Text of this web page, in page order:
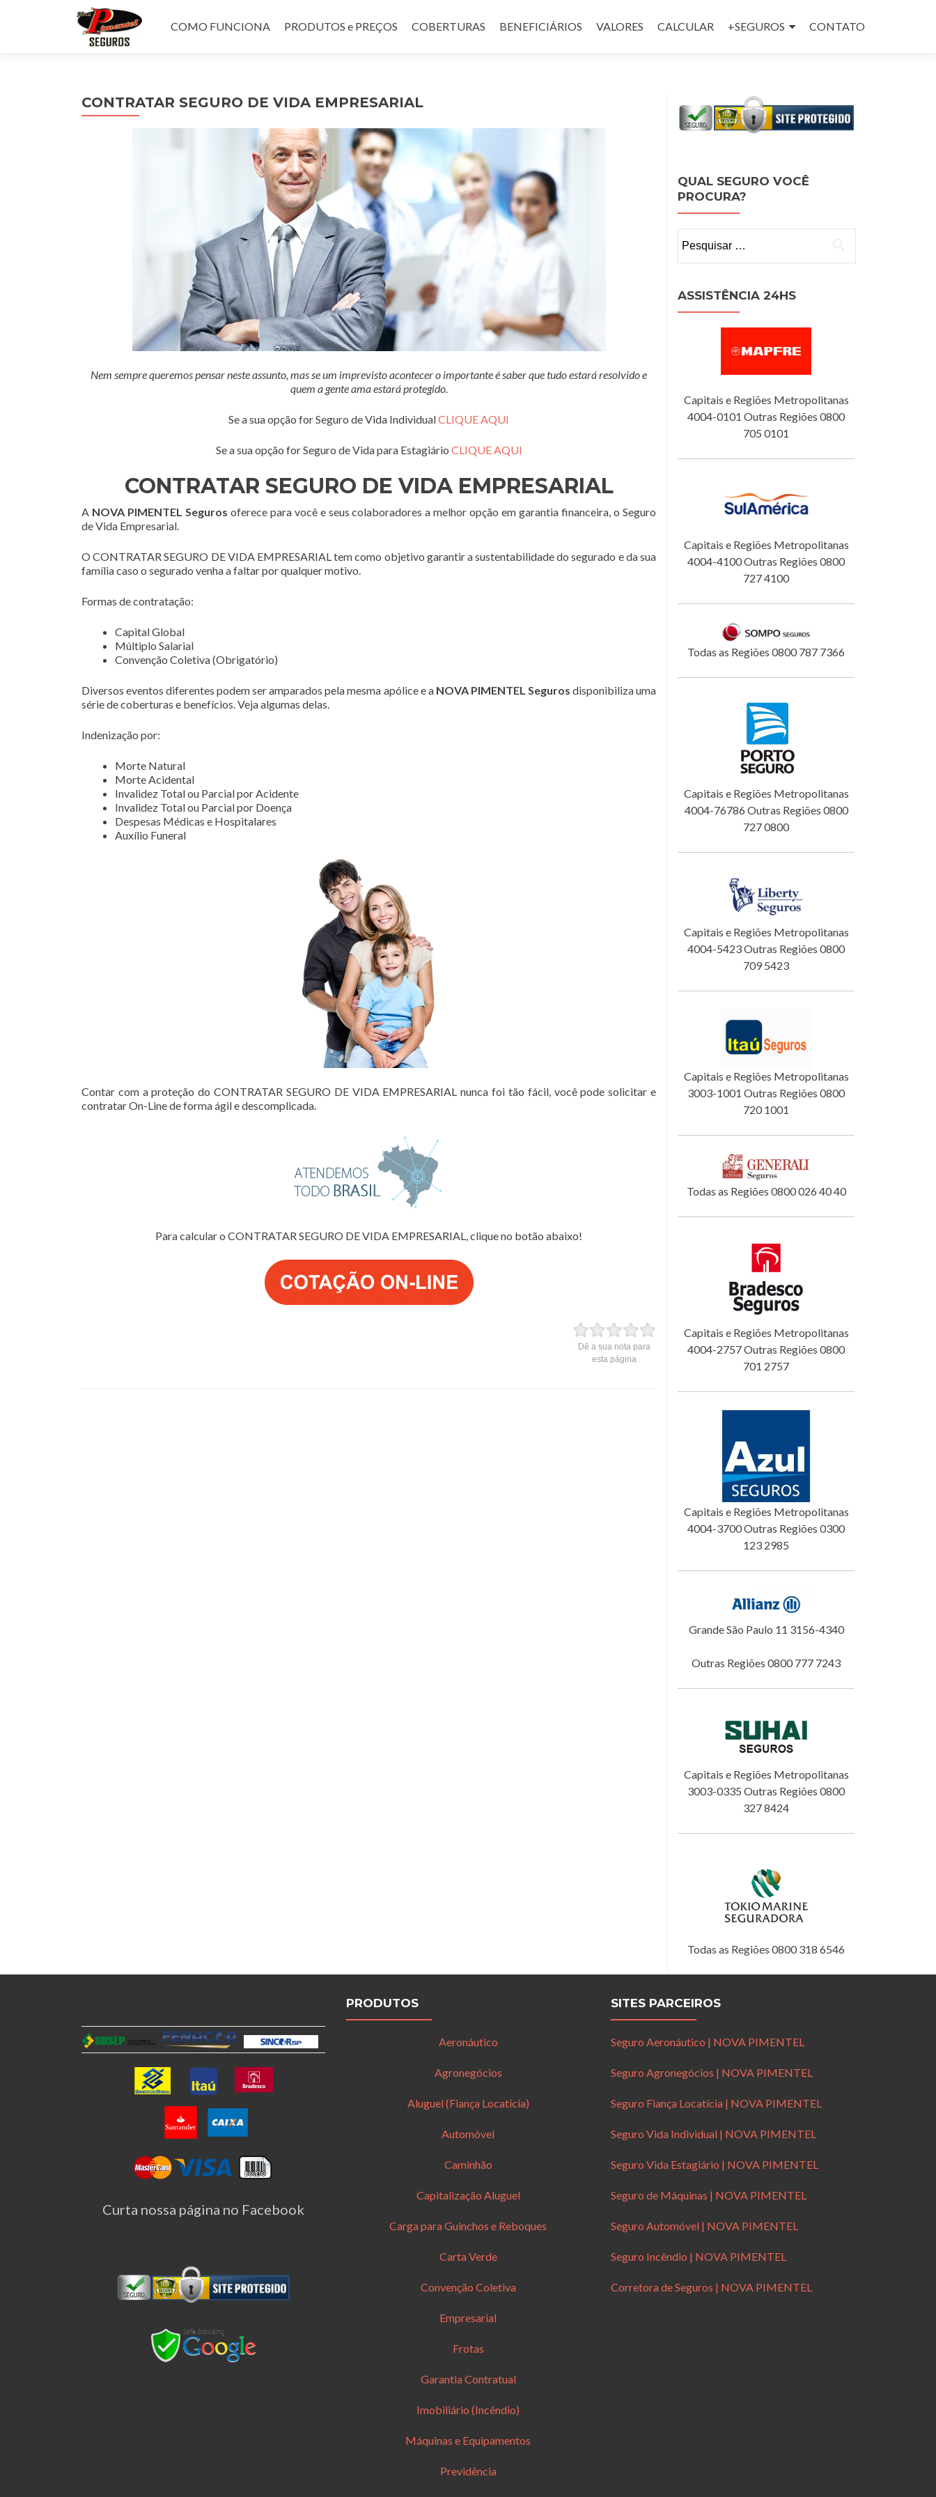
para
COMO FUNCIONA PRODUTOS e PREÇOS COBERTURAS BENEFICIÁRIOS VALORES CALCULAR +SEGUROS CONTATO
CONTRATAR SEGURO DE VIDA EMPRESARIAL
Nem sempre queremos pensar neste assunto, mas se um imprevisto acontecer o importante é saber que tudo estará resolvido e
quem a gente ama estará protegido.
Se a sua opção for Seguro de Vida IndividualCLIQUE AQUI
Se a sua opção for Seguro de Vida para Estagiário CLIQUE AQUI
CONTRATAR SEGURO DE VIDA EMPRESARIAL
A NOVA PIMENTEL Seguros oferece para você e seus colaboradores a melhor opção em garantia financeira, o Seguro
de Vida Empresarial.
O CONTRATAR SEGURO DE VIDA EMPRESARIAL tem como objetivo garantir a sustentabilidade do segurado e da sua
família caso o segurado venha a faltar por qualquer motivo.
Formas de contratação:
Capital Global
Múltiplo Salarial
Convenção Coletiva (Obrigatório)
Diversos eventos diferentes podem ser amparados pela mesma apólice e a NOVA PIMENTEL Seguros disponibiliza uma
série de coberturas e benefícios. Veja algumas delas.
Indenização por:
Morte Natural
Morte Acidental
Invalidez Total ou Parcial por Acidente
Invalidez Total ou Parcial por Doença
Despesas Médicas e Hospitalares
Auxílio Funeral
Contar com a proteção do CONTRATAR SEGURO DE VIDA EMPRESARIAL nunca foi tão fácil, você pode solicitar e
contratar On-Line de forma ágil e descomplicada.
Para calcular o CONTRATAR SEGURO DE VIDA EMPRESARIAL, clique no botão abaixo!
Dê a sua nota para
esta página
QUAL SEGURO VOCÊ
PROCURA?
por:
ASSISTÊNCIA 24HS
Capitais e Regiões Metropolitanas
4004-0101 Outras Regiões 0800
705 0101
Capitais e Regiões Metropolitanas
4004-4100 Outras Regiões 0800
727 4100
Todas as Regiões 0800 787 7366
Capitais e Regiões Metropolitanas
4004-76786 Outras Regiões 0800
727 0800
Capitais e Regiões Metropolitanas
4004-5423 Outras Regiões 0800
709 5423
Capitais e Regiões Metropolitanas
3003-1001 Outras Regiões 0800
720 1001
Todas as Regiões 0800 026 40 40
Capitais e Regiões Metropolitanas
4004-2757 Outras Regiões 0800
701 2757
Capitais e Regiões Metropolitanas
4004-3700 Outras Regiões 0300
123 2985
Grande São Paulo 11 3156-4340
Outras Regiões 0800 777 7243
Capitais e Regiões Metropolitanas
3003-0335 Outras Regiões 0800
327 8424
Todas as Regiões 0800 318 6546
Curta nossa página no Facebook
PRODUTOS
Aeronáutico
Agronegócios
Aluguel (Fiança Locatícia)
Automóvel
Caminhão
Capitalização Aluguel
Carga para Guinchos e Reboques
Carta Verde
Convenção Coletiva
Empresarial
Frotas
Garantia Contratual
Imobiliário (Incêndio)
Máquinas e Equipamentos
Previdência
SITES PARCEIROS
Seguro Aeronáutico | NOVA PIMENTEL
Seguro Agronegócios | NOVA PIMENTEL
Seguro Fiança Locatícia | NOVA PIMENTEL
Seguro Vida Individual | NOVA PIMENTEL
Seguro Vida Estagiário | NOVA PIMENTEL
Seguro de Máquinas | NOVA PIMENTEL
Seguro Automóvel | NOVA PIMENTEL
Seguro Incêndio | NOVA PIMENTEL
Corretora de Seguros | NOVA PIMENTEL